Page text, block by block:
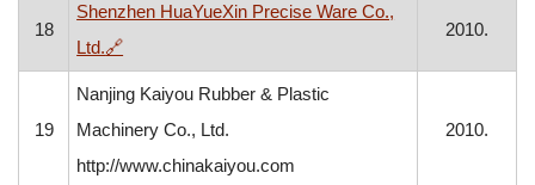
18
Shenzhen HuaYueXin Precise Ware Co.,
Ltd.🔗, otvara se u novom prozoru
2010.
19
Nanjing Kaiyou Rubber & Plastic
Machinery Co., Ltd.
http://www.chinakaiyou.com
2010.